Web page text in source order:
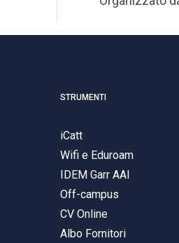
STRUMENTI
iCatt
Wifi e Eduroam
IDEM Garr AAI
Off-campus
CV Online
Albo Fornitori